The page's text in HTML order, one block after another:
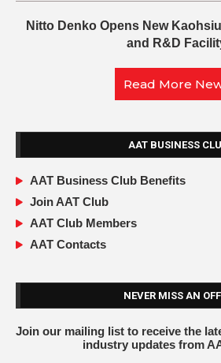
Nitto Denko Opens New
and R&D
Read More
AAT BUSINESS
AAT Business Club Benefits
Join AAT Club
AAT Club Members
AAT Contacts
NEVER MISS AN
Join our mailing list to receive the
industry updates from